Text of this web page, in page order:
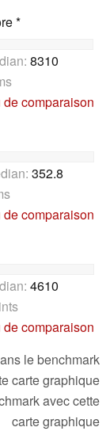
*
8310
comparaison
352.8
comparaison
4610
comparaison
le benchmark
carte graphique
avec cette
carte graphique